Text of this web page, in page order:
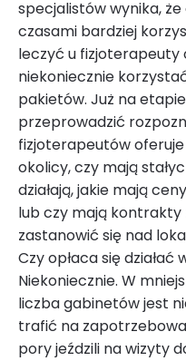
specjalistów wynika,
czasami bardziej
leczyć u fizjoterapeuty
niekoniecznie
pakietów. Już na
przeprowadzić
fizjoterapeutów oferuje
okolicy, czy mają
działają, jakie mają
lub czy mają kontrakty
zastanowić się nad
Czy opłaca się działać
Niekoniecznie. W
liczba gabinetów jest
trafić na
pory jeździli na wizyty